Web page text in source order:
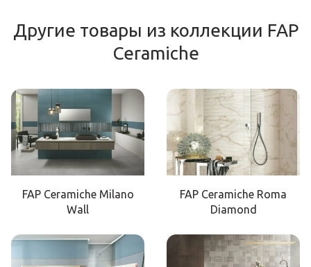
Другие товары из коллекции FAP
Ceramiche
FAP Ceramiche Milano
Wall
FAP Ceramiche Roma
Diamond